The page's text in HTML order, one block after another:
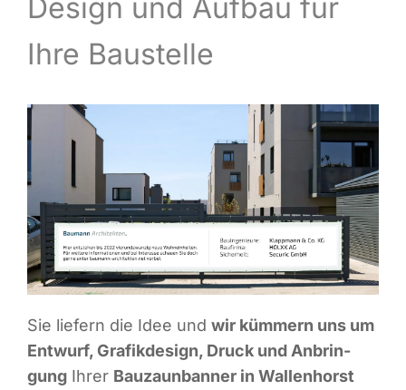
Design und Auf­bau für
Ihre Baustelle
Sie lie­fern die Idee und wir küm­mern uns um
Ent­wurf, Gra­fik­de­sign, Druck und Anbrin­
gungIhrer Bau­zaun­ban­ner in Wal­len­horst